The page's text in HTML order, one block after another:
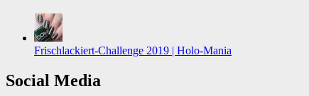
Frischlackiert-Challenge 2019 | Holo-Mania
Social Media